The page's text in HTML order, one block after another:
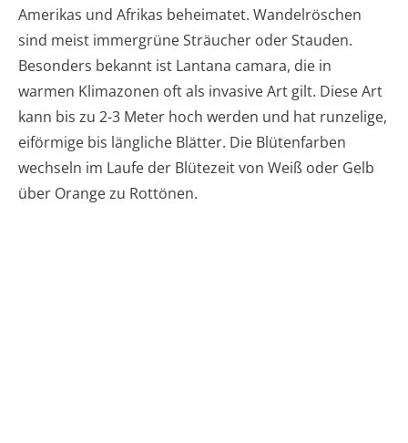
Amerikas und Afrikas beheimatet. Wandelröschen
sind meist immergrüne Sträucher oder Stauden.
Besonders bekannt ist Lantana camara, die in
warmen Klimazonen oft als invasive Art gilt. Diese Art
kann bis zu 2-3 Meter hoch werden und hat runzelige,
eiförmige bis längliche Blätter. Die Blütenfarben
wechseln im Laufe der Blütezeit von Weiß oder Gelb
über Orange zu Rottönen.